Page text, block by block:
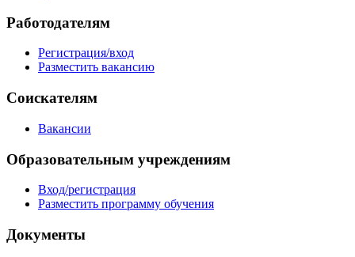
Работодателям
Регистрация/вход
Разместить вакансию
Соискателям
Вакансии
Образовательным учреждениям
Вход/регистрация
Разместить программу обучения
Документы